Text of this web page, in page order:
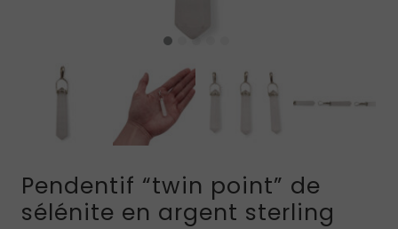
Pendentif “twin point” de
sélénite en argent sterling